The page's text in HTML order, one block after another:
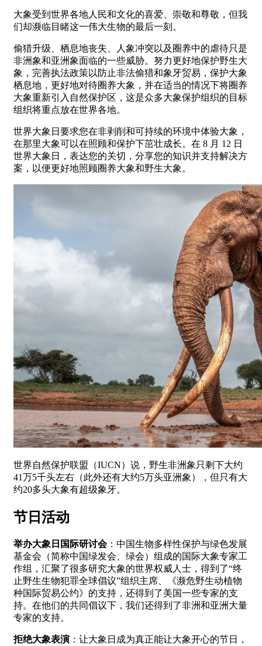
大象受到世界各地人民和文化的喜爱、崇敬和尊敬，但我
们却濒临目睹这一伟大生物的最后一刻。
偷猎升级、栖息地丧失、人象冲突以及圈养中的虐待只是
非洲象和亚洲象面临的一些威胁。努力更好地保护野生大
象，完善执法政策以防止非法偷猎和象牙贸易，保护大象
栖息地，更好地对待圈养大象，并在适当的情况下将圈养
大象重新引入自然保护区，这是众多大象保护组织的目标
组织将重点放在世界各地。
世界大象日要求您在非剥削和可持续的环境中体验大象，
在那里大象可以在照顾和保护下茁壮成长。在 8 月 12 日
世界大象日，表达您的关切，分享您的知识并支持解决方
案，以便更好地照顾圈养大象和野生大象。
世界自然保护联盟（IUCN）说，野生非洲象只剩下大约
41万5千头左右（此外还有大约5万头亚洲象），但只有大
约20多头大象有超级象牙。
节日活动
举办大象日国际研讨会：中国生物多样性保护与绿色发展
基金会（简称中国绿发会、绿会）组成的国际大象专家工
作组，汇聚了很多研究大象的世界权威人士，得到了“终
止野生生物犯罪全球倡议”组织主席、《濒危野生动植物
种国际贸易公约》的支持，还得到了美国一些专家的支
持。在他们的共同倡议下，我们还得到了非洲和亚洲大量
专家的支持。
拒绝大象表演 ：让大象日成为真正能让大象开心的节日，